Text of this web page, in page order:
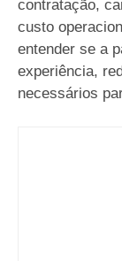
contratação,
custo
entender se a
experiência,
necessários